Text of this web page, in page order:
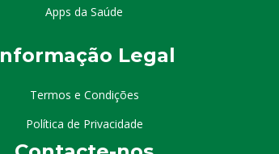
Apps da Saúde
nformação Legal
Termos e Condições
Política de Privacidade